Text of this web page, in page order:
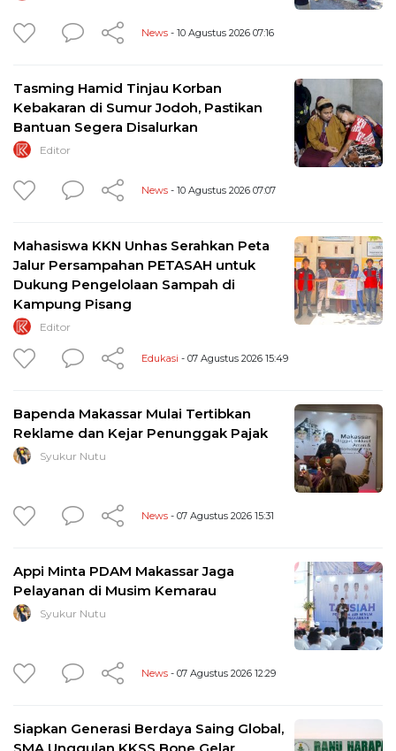
News - 10 Agustus 2026 07:16
Tasming Hamid Tinjau Korban
Kebakaran di Sumur Jodoh, Pastikan
Bantuan Segera Disalurkan
Editor
News - 10 Agustus 2026 07:07
Mahasiswa KKN Unhas Serahkan Peta
Jalur Persampahan PETASAH untuk
Dukung Pengelolaan Sampah di
Kampung Pisang
Editor
Edukasi - 07 Agustus 2026 15:49
Bapenda Makassar Mulai Tertibkan
Reklame dan Kejar Penunggak Pajak
Syukur Nutu
News - 07 Agustus 2026 15:31
Appi Minta PDAM Makassar Jaga
Pelayanan di Musim Kemarau
Syukur Nutu
News - 07 Agustus 2026 12:29
Siapkan Generasi Berdaya Saing Global,